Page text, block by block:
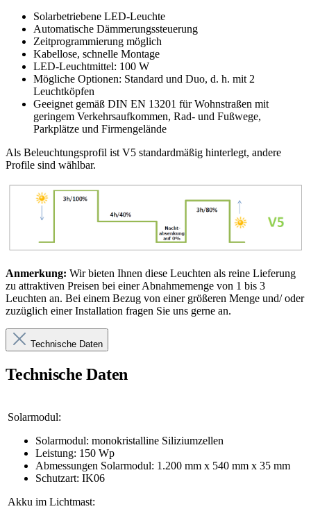
Solarbetriebene LED-Leuchte
Automatische Dämmerungssteuerung
Zeitprogrammierung möglich
Kabellose, schnelle Montage
LED-Leuchtmittel: 100 W
Mögliche Optionen: Standard und Duo, d. h. mit 2
Leuchtköpfen
Geeignet gemäß DIN EN 13201 für Wohnstraßen mit
geringem Verkehrsaufkommen, Rad- und Fußwege,
Parkplätze und Firmengelände
Als Beleuchtungsprofil ist V5 standardmäßig hinterlegt, andere
Profile sind wählbar.
Anmerkung: Wir bieten Ihnen diese Leuchten als reine Lieferung
zu attraktiven Preisen bei einer Abnahmemenge von 1 bis 3
Leuchten an. Bei einem Bezug von einer größeren Menge und/ oder
zuzüglich einer Installation fragen Sie uns gerne an.
Technische Daten
Technische Daten
Solarmodul:
Solarmodul: monokristalline Siliziumzellen
Leistung: 150 Wp
Abmessungen Solarmodul: 1.200 mm x 540 mm x 35 mm
Schutzart: IK06
Akku im Lichtmast: